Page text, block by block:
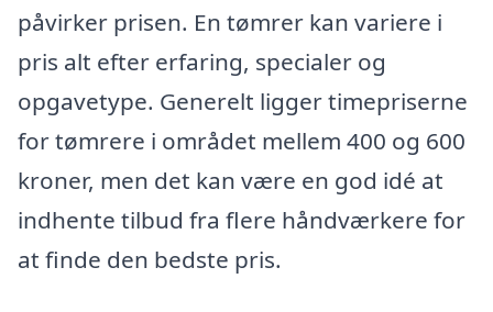
påvirker prisen. En tømrer kan variere i
pris alt efter erfaring, specialer og
opgavetype. Generelt ligger timepriserne
for tømrere i området mellem 400 og 600
kroner, men det kan være en god idé at
indhente tilbud fra flere håndværkere for
at finde den bedste pris.